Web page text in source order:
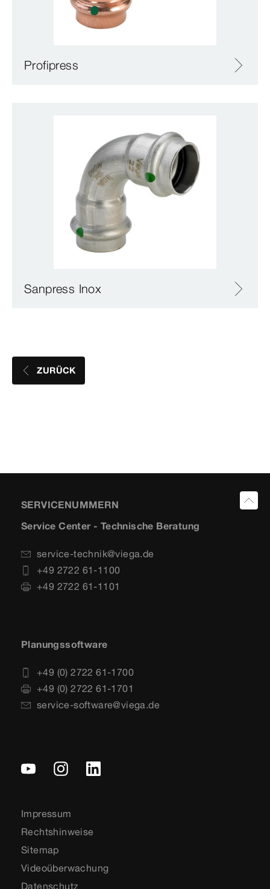
Profipress
Sanpress Inox
ZURÜCK
SERVICENUMMERN
Service Center - Technische Beratung
service-technik@viega.de
+49 2722 61-1100
+49 2722 61-1101
Planungssoftware
+49 (0) 2722 61-1700
+49 (0) 2722 61-1701
service-software@viega.de
Impressum
Rechtshinweise
Sitemap
Videoüberwachung
Datenschutz